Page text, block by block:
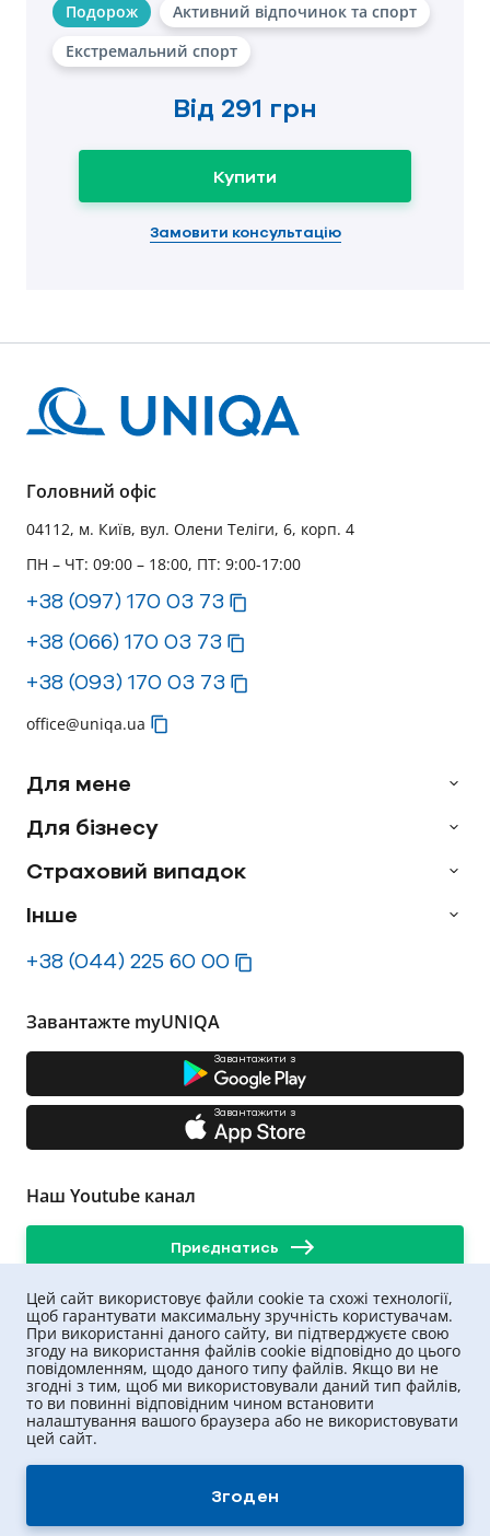
Подорож
Активний відпочинок та спорт
Екстремальний спорт
Від 291 грн
Купити
Замовити консультацію
Головний офіс
04112, м. Київ, вул. Олени Теліги, 6, корп. 4
ПН – ЧТ: 09:00 – 18:00, ПТ: 9:00-17:00
+38 (097) 170 03 73
+38 (066) 170 03 73
+38 (093) 170 03 73
office@uniqa.ua
Для мене
Для бізнесу
Страховий випадок
Інше
+38 (044) 225 60 00
Завантажте myUNIQA
Завантажити з
Завантажити з
Наш Youtube канал
Приєднатись
2026.
Цей сайт використовує файли cookie та схожі технології,
щоб гарантувати максимальну зручність користувачам.
При використанні даного сайту, ви підтверджуєте свою
згоду на використання файлів cookie відповідно до цього
повідомленням, щодо даного типу файлів. Якщо ви не
згодні з тим, щоб ми використовували даний тип файлів,
то ви повинні відповідним чином встановити
налаштування вашого браузера або не використовувати
цей сайт.
Згоден